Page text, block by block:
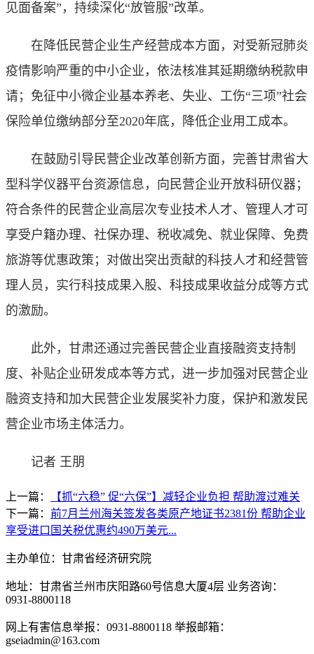
见面备案”，持续深化“放管服”改革。
在降低民营企业生产经营成本方面，对受新冠肺炎
疫情影响严重的中小企业，依法核准其延期缴纳税款申
请；免征中小微企业基本养老、失业、工伤“三项”社会
保险单位缴纳部分至2020年底，降低企业用工成本。
在鼓励引导民营企业改革创新方面，完善甘肃省大
型科学仪器平台资源信息，向民营企业开放科研仪器；
符合条件的民营企业高层次专业技术人才、管理人才可
享受户籍办理、社保办理、税收减免、就业保障、免费
旅游等优惠政策；对做出突出贡献的科技人才和经营管
理人员，实行科技成果入股、科技成果收益分成等方式
的激励。
此外，甘肃还通过完善民营企业直接融资支持制
度、补贴企业研发成本等方式，进一步加强对民营企业
融资支持和加大民营企业发展奖补力度，保护和激发民
营企业市场主体活力。
记者 王朋
上一篇：
【抓“六稳” 促“六保”】减轻企业负担 帮助渡过难关
下一篇： 前7月兰州海关签发各类原产地证书2381份 帮助企业
享受进口国关税优惠约490万美元...
主办单位：甘肃省经济研究院
地址：甘肃省兰州市庆阳路60号信息大厦4层 业务咨询：
0931-8800118
网上有害信息举报：0931-8800118 举报邮箱：
gseiadmin@163.com